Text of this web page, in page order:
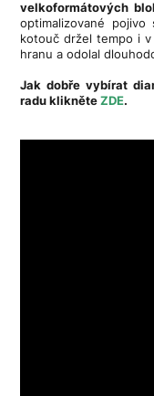
velkoformátových
optimalizované pojivo
kotouč držel tempo i v
hranu a odolal
Jak dobře vybírat
radu klikněteZDE.